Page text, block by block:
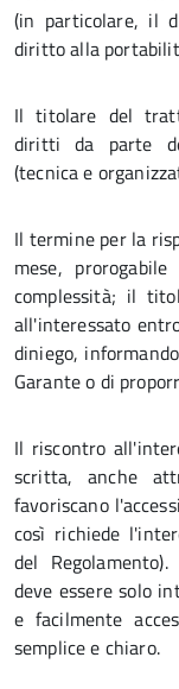
(in particolare, il
diritto alla
Il titolare del
diritti da parte
(tecnica e
Il termine per la
mese,
complessità; il
all'interessato
diniego,
Garante o di
Il riscontro
scritta, anche
favoriscano
così richiede
del
deve essere solo
e facilmente
semplice e chiaro.